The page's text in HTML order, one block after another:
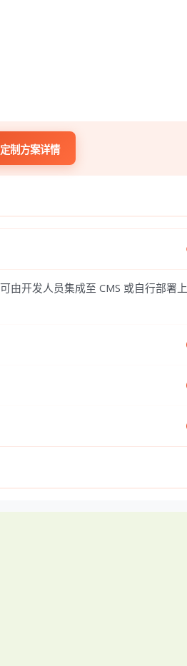
制方案详情
由开发人员集成至 CMS 或自行部署上